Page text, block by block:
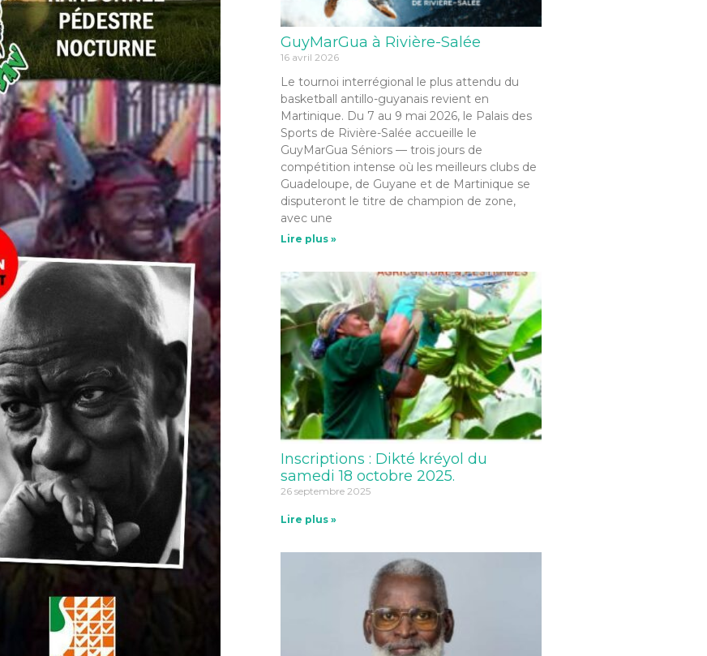
GuyMarGua à Rivière-Salée
16 avril 2026
Le tournoi interrégional le plus attendu du
basketball antillo-guyanais revient en
Martinique. Du 7 au 9 mai 2026, le Palais des
Sports de Rivière-Salée accueille le
GuyMarGua Séniors — trois jours de
compétition intense où les meilleurs clubs de
Guadeloupe, de Guyane et de Martinique se
disputeront le titre de champion de zone,
avec une
Lire plus »
Inscriptions : Dikté kréyol du
samedi 18 octobre 2025.
26 septembre 2025
Lire plus »